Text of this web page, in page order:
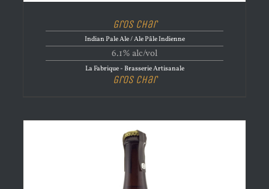
Gros Char
Indian Pale Ale / Ale Pâle Indienne
6.1% alc/vol
La Fabrique - Brasserie Artisanale
Gros Char